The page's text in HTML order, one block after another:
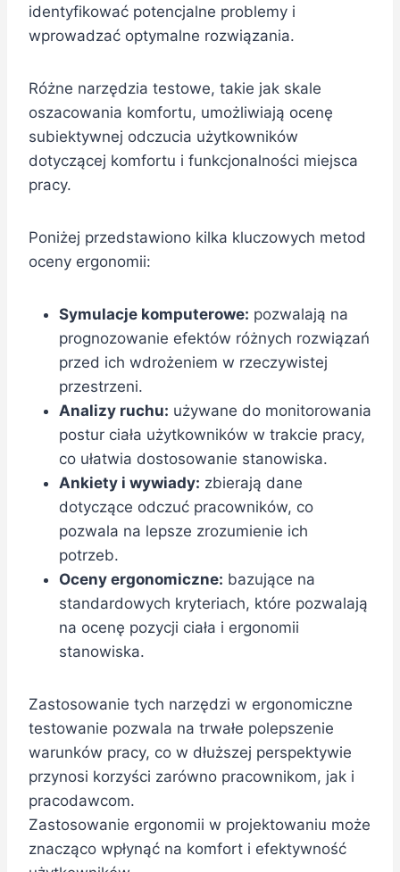
identyfikować potencjalne problemy i
wprowadzać optymalne rozwiązania.
Różne narzędzia testowe, takie jak skale
oszacowania komfortu, umożliwiają ocenę
subiektywnej odczucia użytkowników
dotyczącej komfortu i funkcjonalności miejsca
pracy.
Poniżej przedstawiono kilka kluczowych metod
oceny ergonomii:
Symulacje komputerowe: pozwalają na
prognozowanie efektów różnych rozwiązań
przed ich wdrożeniem w rzeczywistej
przestrzeni.
Analizy ruchu: używane do monitorowania
postur ciała użytkowników w trakcie pracy,
co ułatwia dostosowanie stanowiska.
Ankiety i wywiady: zbierają dane
dotyczące odczuć pracowników, co
pozwala na lepsze zrozumienie ich
potrzeb.
Oceny ergonomiczne: bazujące na
standardowych kryteriach, które pozwalają
na ocenę pozycji ciała i ergonomii
stanowiska.
Zastosowanie tych narzędzi w ergonomiczne
testowanie pozwala na trwałe polepszenie
warunków pracy, co w dłuższej perspektywie
przynosi korzyści zarówno pracownikom, jak i
pracodawcom.
Zastosowanie ergonomii w projektowaniu może
znacząco wpłynąć na komfort i efektywność